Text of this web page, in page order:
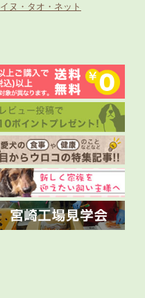
イヌ・タオ・ネット